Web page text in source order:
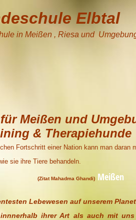
Elbtal
in Meißen , Riesa und
Meißen und
& Therapiehunde
Fortschritt einer Nation kann man daran
sie ihre Tiere behandeln.
Ghandi) Meißen
Lebewesen auf unserem
ihrer Art als auch mit uns